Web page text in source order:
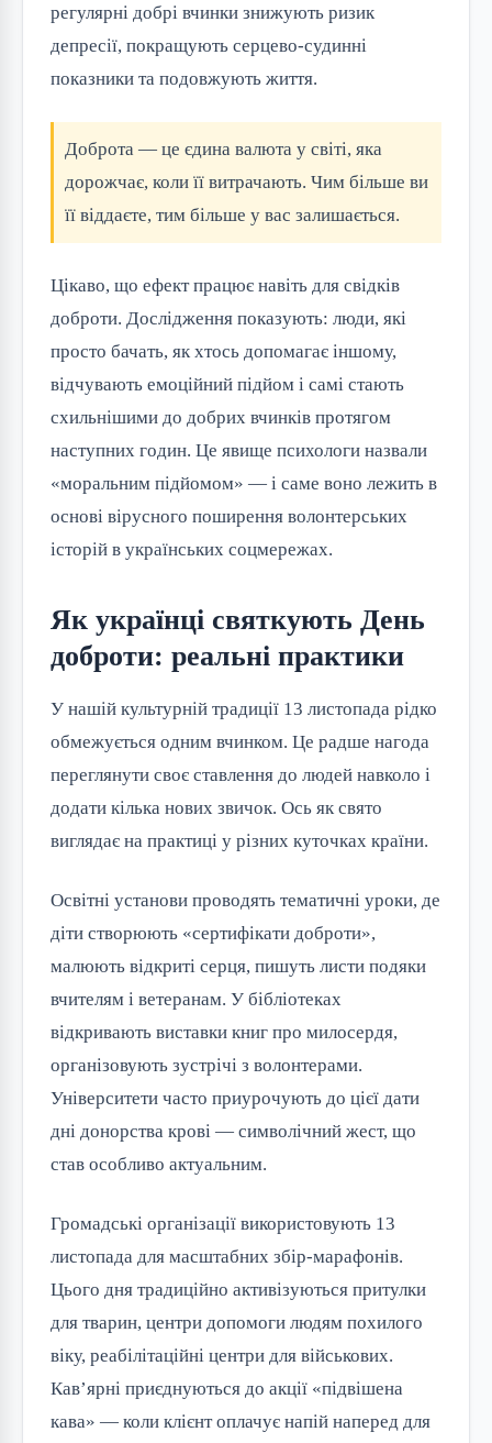
регулярні добрі вчинки знижують ризик
депресії, покращують серцево-судинні
показники та подовжують життя.
Доброта — це єдина валюта у світі, яка
дорожчає, коли її витрачають. Чим більше ви
її віддаєте, тим більше у вас залишається.
Цікаво, що ефект працює навіть для свідків
доброти. Дослідження показують: люди, які
просто бачать, як хтось допомагає іншому,
відчувають емоційний підйом і самі стають
схильнішими до добрих вчинків протягом
наступних годин. Це явище психологи назвали
«моральним підйомом» — і саме воно лежить в
основі вірусного поширення волонтерських
історій в українських соцмережах.
Як українці святкують День
доброти: реальні практики
У нашій культурній традиції 13 листопада рідко
обмежується одним вчинком. Це радше нагода
переглянути своє ставлення до людей навколо і
додати кілька нових звичок. Ось як свято
виглядає на практиці у різних куточках країни.
Освітні установи проводять тематичні уроки, де
діти створюють «сертифікати доброти»,
малюють відкриті серця, пишуть листи подяки
вчителям і ветеранам. У бібліотеках
відкривають виставки книг про милосердя,
організовують зустрічі з волонтерами.
Університети часто приурочують до цієї дати
дні донорства крові — символічний жест, що
став особливо актуальним.
Громадські організації використовують 13
листопада для масштабних збір-марафонів.
Цього дня традиційно активізуються притулки
для тварин, центри допомоги людям похилого
віку, реабілітаційні центри для військових.
Кав’ярні приєднуються до акції «підвішена
кава» — коли клієнт оплачує напій наперед для